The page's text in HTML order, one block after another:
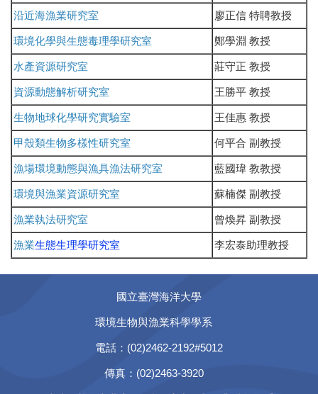
沿近海漁業研究室 廖正信 特聘教授
環境化學與生態毒理學研究室 鄭學淵 教授
水產資源研究室 莊守正 教授
資源動態解析研究室 王勝平 教授
生物地球化學研究實驗室 王佳惠 教授
甲殼類生物多樣性研究室 何平合 副教授
漁場環境動態與漁具漁法研究室 藍國瑋 教教授
環境與漁業資源研究室 蘇楠傑 副教授
漁業執法研究室 曾煥昇 副教授
漁業生態生理學研究室 李宏泰助理教授
國立臺灣海洋大學
環境生物與漁業科學學系
電話：(02)2462-2192#5012
傳真：(02)2463-3920